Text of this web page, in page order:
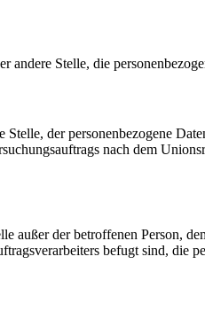
Stelle, die
der personenbezogene
nach dem
außer der betroffenen Person,
befugt sind, die